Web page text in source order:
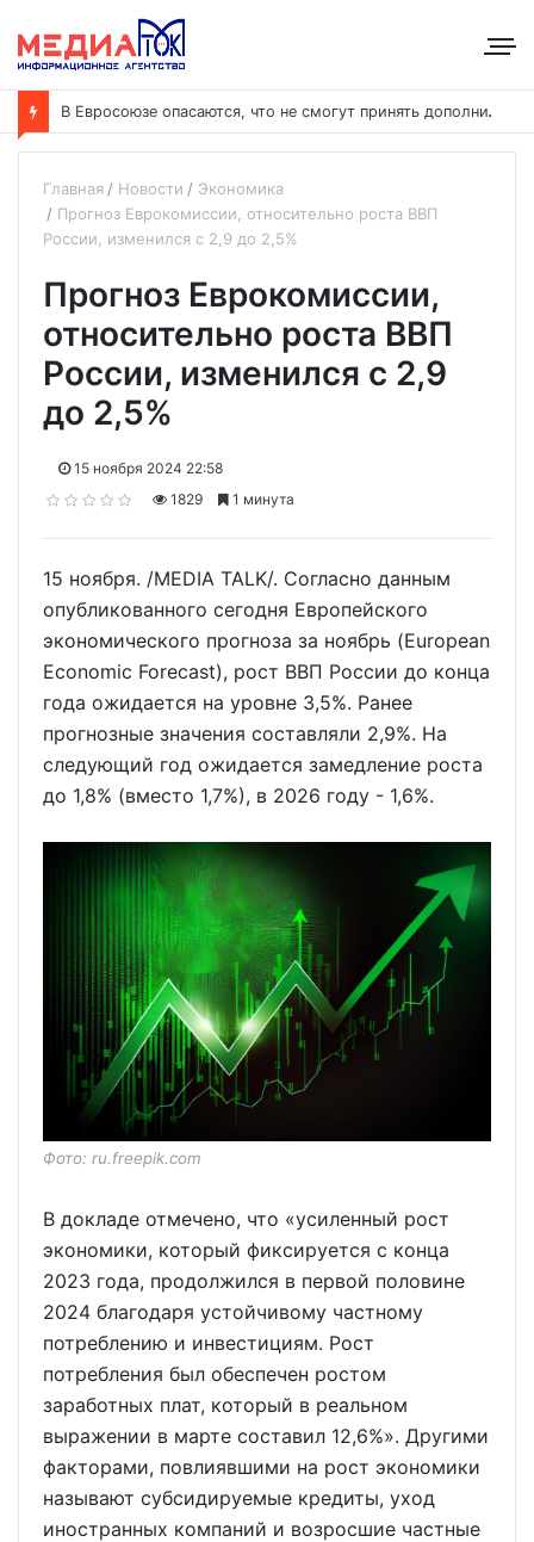
ВЕвросоюзе опасаются, что не смогут принять дополнительных участников
Главная Новости
Экономика
Прогноз Еврокомиссии, относительно роста ВВП
России, изменился с 2,9 до 2,5%
Прогноз Еврокомиссии,
относительно роста ВВП
России, изменился с 2,9
до 2,5%
15 ноября 2024 22:58
1829
1 минута
15 ноября. /MEDIA TALK/. Согласно данным
опубликованного сегодня Европейского
экономического прогноза за ноябрь (European
Economic Forecast), рост ВВП России до конца
года ожидается на уровне 3,5%. Ранее
прогнозные значения составляли 2,9%. На
следующий год ожидается замедление роста
до 1,8% (вместо 1,7%), в 2026 году - 1,6%.
Фото: ru.freepik.com
В докладе отмечено, что «усиленный рост
экономики, который фиксируется с конца
2023 года, продолжился в первой половине
2024 благодаря устойчивому частному
потреблению и инвестициям. Рост
потребления был обеспечен ростом
заработных плат, который в реальном
выражении в марте составил 12,6%». Другими
факторами, повлиявшими на рост экономики
называют субсидируемые кредиты, уход
иностранных компаний и возросшие частные